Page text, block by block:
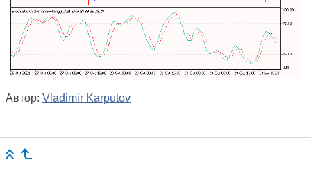
Автор: Vladimir Karputov